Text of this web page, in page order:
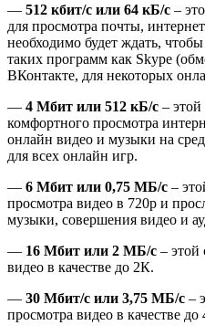
— 512 кбит/с или 64 кБ/с –
для просмотра почты,
необходимо будет ждать,
таких программ как Skype
ВКонтакте, для некоторых
— 4 Мбит или 512 кБ/с – этой
комфортного просмотра
онлайн видео и музыки на
для всех онлайн игр.
— 6 Мбит или 0,75 МБ/с –
просмотра видео в 720р и
музыки, совершения видео и
— 16 Мбит или 2 МБ/с – этой
видео в качестве до 2К.
— 30 Мбит/с или 3,75 МБ/с –
просмотра видео в качестве до